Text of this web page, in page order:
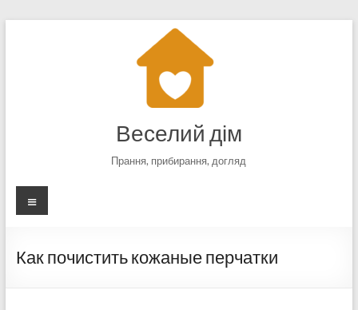
Веселий дім
Прання, прибирання, догляд
Меню
Как почистить кожаные перчатки